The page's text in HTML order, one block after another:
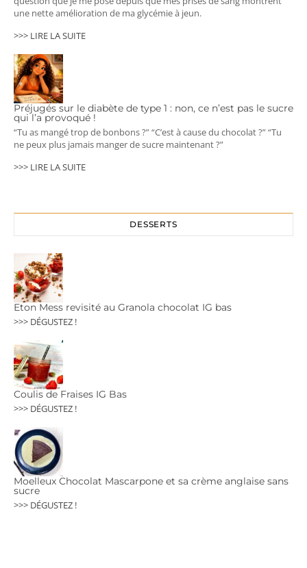
une nette amélioration de ma glycémie à jeun.
>>> LIRE LA SUITE
Préjugés sur le diabète de type 1 : non, ce n’est pas le sucre
qui l’a provoqué !
“Tu as mangé trop de bonbons ?” “C’est à cause du chocolat ?” “Tu
ne peux plus jamais manger de sucre maintenant ?”
>>> LIRE LA SUITE
DESSERTS
Eton Mess revisité au Granola chocolat IG bas
>>> DÉGUSTEZ !
Coulis de Fraises IG Bas
>>> DÉGUSTEZ !
Moelleux Chocolat Mascarpone et sa crème anglaise sans
sucre
>>> DÉGUSTEZ !